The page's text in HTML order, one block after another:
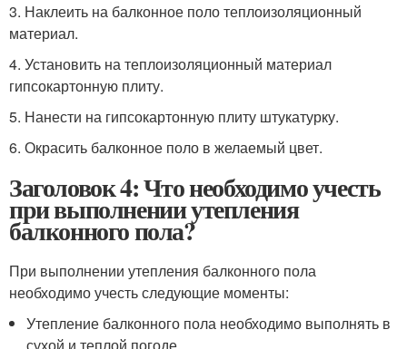
3. Наклеить на балконное поло теплоизоляционный
материал.
4. Установить на теплоизоляционный материал
гипсокартонную плиту.
5. Нанести на гипсокартонную плиту штукатурку.
6. Окрасить балконное поло в желаемый цвет.
Заголовок 4: Что необходимо учесть
при выполнении утепления
балконного пола?
При выполнении утепления балконного пола
необходимо учесть следующие моменты:
Утепление балконного пола необходимо выполнять в